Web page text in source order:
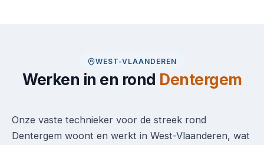
WEST-VLAANDEREN
Werken in en rond Dentergem
Onze vaste technieker voor de streek rond
Dentergem woont en werkt in West-Vlaanderen, wat